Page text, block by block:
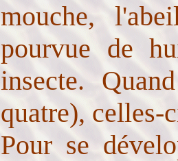
mouche,
pourvue de
insecte.
quatre), celles-
Pour se